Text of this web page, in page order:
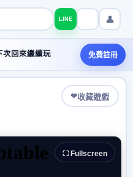
LINE 👤
次回來繼續玩 免費註冊
❤收藏遊戲
⛶ Fullscreen